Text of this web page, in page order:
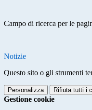
Campo di ricerca per le
Notizie
Questo sito o gli strumenti
Personalizza Rifiuta tutti i
Gestione cookie